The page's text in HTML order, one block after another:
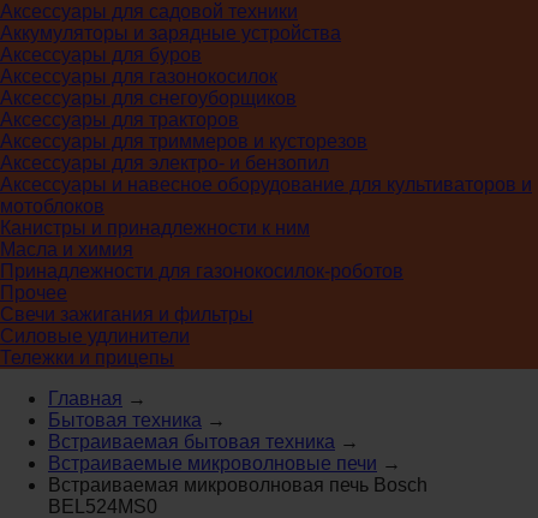
Аксессуары для садовой техники
Аккумуляторы и зарядные устройства
Аксессуары для буров
Аксессуары для газонокосилок
Аксессуары для снегоуборщиков
Аксессуары для тракторов
Аксессуары для триммеров и кусторезов
Аксессуары для электро- и бензопил
Аксессуары и навесное оборудование для культиваторов и
мотоблоков
Канистры и принадлежности к ним
Масла и химия
Принадлежности для газонокосилок-роботов
Прочее
Свечи зажигания и фильтры
Силовые удлинители
Тележки и прицепы
Главная →
Бытовая техника →
Встраиваемая бытовая техника →
Встраиваемые микроволновые печи →
Встраиваемая микроволновая печь Bosch
BEL524MS0